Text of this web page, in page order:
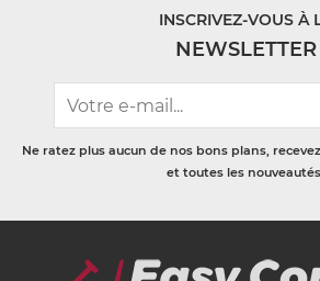
INSCRIVEZ-VOUS À
NEWSLETTER
Ne ratez plus aucun de nos bons plans,
et toutes les